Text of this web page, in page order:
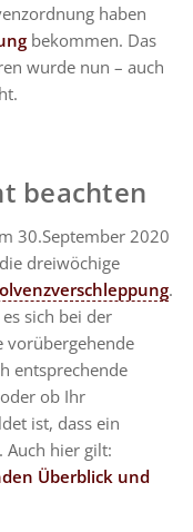
haben
bekommen. Das
wurde nun – auch
beachten
30.September 2020
dreiwöchige
.
sich bei der
vorübergehende
entsprechende
ob Ihr
ist, dass ein
Auch hier gilt:
Überblick und